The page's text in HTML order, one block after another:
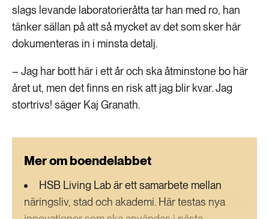
slags levande laboratorieråtta tar han med ro, han
tänker sällan på att så mycket av det som sker här
dokumenteras in i minsta detalj.
– Jag har bott här i ett år och ska åtminstone bo här
året ut, men det finns en risk att jag blir kvar. Jag
stortrivs! säger Kaj Granath.
Mer om boendelabbet
HSB Living Lab är ett samarbete mellan
näringsliv, stad och akademi. Här testas nya